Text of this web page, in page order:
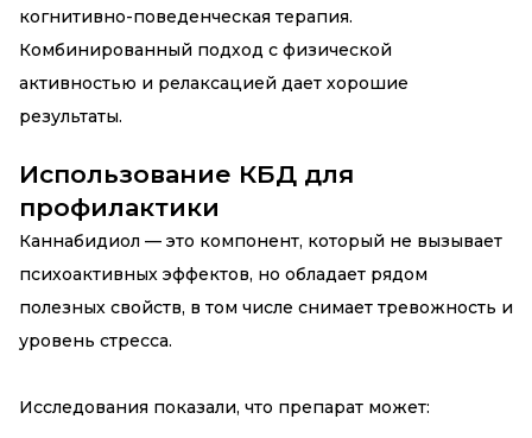
когнитивно-поведенческая терапия.
Комбинированный подход с физической
активностью и релаксацией дает хорошие
результаты.
Использование КБД для
профилактики
Каннабидиол — это компонент, который не вызывает
психоактивных эффектов, но обладает рядом
полезных свойств, в том числе снимает тревожность и
уровень стресса.
Исследования показали, что препарат может: